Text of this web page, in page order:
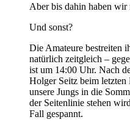
Aber bis dahin haben wir
Und sonst?
Die Amateure bestreiten
natürlich zeitgleich –
ist um 14:00 Uhr. Nach
Holger Seitz beim letzten
unsere Jungs in die
der Seitenlinie stehen
Fall gespannt.